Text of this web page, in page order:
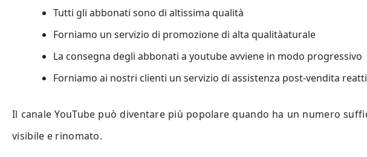
Tutti gli abbonati sono di altissima qualità
Forniamo un servizio di promozione di alta qualitàaturale
La consegna degli abbonati a youtube avviene in modo progressivo
Forniamo ai nostri clienti un servizio di assistenza post-vendita
Il canale YouTube può diventare più popolare quando ha un numero
visibile e rinomato.